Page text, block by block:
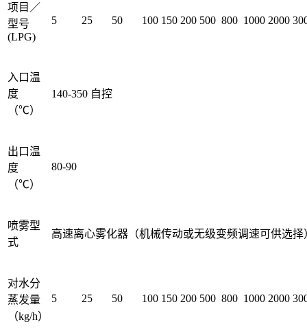
项目／
型号
(LPG)
5 25 50 100 150 200 500 800 1000 2000
入口温
度
（℃）
140-350 自控
出口温
度
（℃）
80-90
喷雾型
式
高速离心雾化器（机械传动或无级变频调速可供选择
对水分
蒸发量
（kg/h）
5 25 50 100 150 200 500 800 1000 2000